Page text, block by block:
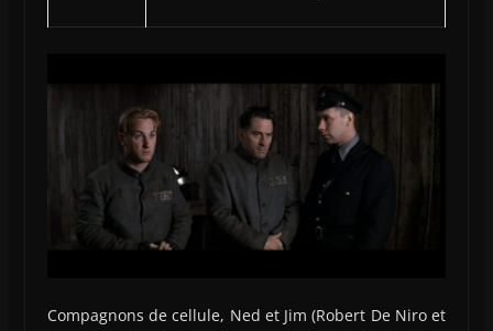
Compagnons de cellule, Ned et Jim (Robert De Niro et